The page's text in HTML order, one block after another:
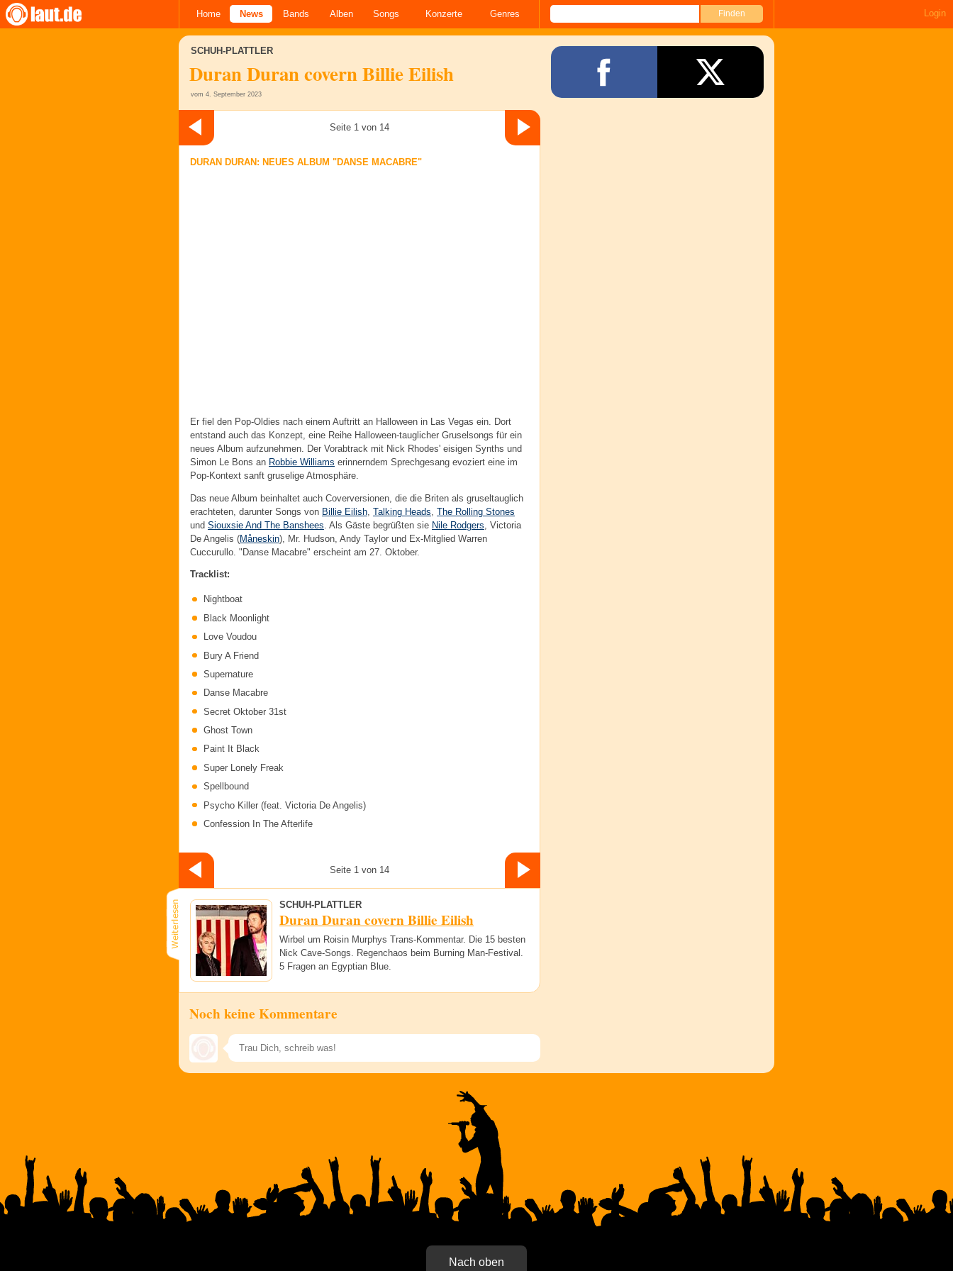
Home News Bands Alben Songs Konzerte Genres Login
SCHUH-PLATTLER
Duran Duran covern Billie Eilish
vom 4. September 2023
Seite 1 von 14
DURAN DURAN: NEUES ALBUM "DANSE MACABRE"
Er fiel den Pop-Oldies nach einem Auftritt an Halloween in Las Vegas ein. Dort
entstand auch das Konzept, eine Reihe Halloween-tauglicher Gruselsongs für ein
neues Album aufzunehmen. Der Vorabtrack mit Nick Rhodes' eisigen Synths und
Simon Le Bons an Robbie Williams erinnerndem Sprechgesang evoziert eine im
Pop-Kontext sanft gruselige Atmosphäre.
Das neue Album beinhaltet auch Coverversionen, die die Briten als gruseltauglich
erachteten, darunter Songs von Billie Eilish Talking Heads The Rolling Stones
und Siouxsie And The Banshees . Als Gäste begrüßten sie Nile Rodgers , Victoria
De Angelis (Måneskin), Mr. Hudson, Andy Taylor und Ex-Mitglied Warren
Cuccurullo. "Danse Macabre" erscheint am 27. Oktober.
Tracklist:
Nightboat
Black Moonlight
Love Voudou
Bury A Friend
Supernature
Danse Macabre
Secret Oktober 31st
Ghost Town
Paint It Black
Super Lonely Freak
Spellbound
Psycho Killer (feat. Victoria De Angelis)
Confession In The Afterlife
Seite 1 von 14
SCHUH-PLATTLER
Duran Duran covern Billie Eilish
Wirbel um Roisin Murphys Trans-Kommentar. Die 15 besten
Nick Cave-Songs. Regenchaos beim Burning Man-Festival.
5 Fragen an Egyptian Blue.
Noch keine Kommentare
Speichern
Nach oben